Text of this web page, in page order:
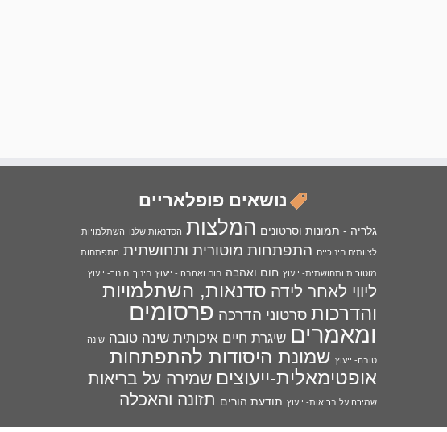
נושאים פופלאריים
גלריה - תמונות וסרטונים המלצות הסדנאות שלנו השתלמויות
לצוותים חינוכיים התפתחות מוטורית ותחושתית התפתחות
מוטורית ותחושתית- ייעוץ חום ואהבה חום ואהבה - ייעוץ חינוך חינוך- ייעוץ
ליווי לאחר לידה סדנאות, השתלמויות
והדרכות סרטוני הדרכה פרסומים
ומאמרים שיגרת חיים איכותית שינה טובה שינה
טובה- ייעוץ שמונת היסודות להתפתחות
אופטימאלית-ייעוצים שמירה על בריאות
שמירה על בריאות- ייעוץ תודעת הורים תזונה והאכלה